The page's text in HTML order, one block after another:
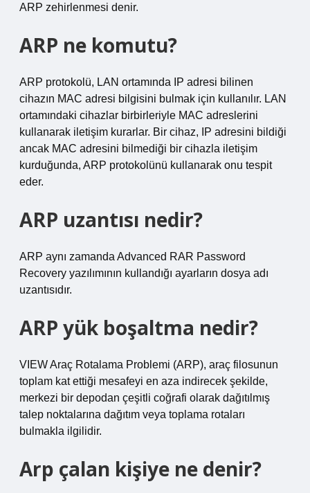
ARP zehirlenmesi denir.
ARP ne komutu?
ARP protokolü, LAN ortamında IP adresi bilinen
cihazın MAC adresi bilgisini bulmak için kullanılır. LAN
ortamındaki cihazlar birbirleriyle MAC adreslerini
kullanarak iletişim kurarlar. Bir cihaz, IP adresini bildiği
ancak MAC adresini bilmediği bir cihazla iletişim
kurduğunda, ARP protokolünü kullanarak onu tespit
eder.
ARP uzantısı nedir?
ARP aynı zamanda Advanced RAR Password
Recovery yazılımının kullandığı ayarların dosya adı
uzantısıdır.
ARP yük boşaltma nedir?
VIEW Araç Rotalama Problemi (ARP), araç filosunun
toplam kat ettiği mesafeyi en aza indirecek şekilde,
merkezi bir depodan çeşitli coğrafi olarak dağıtılmış
talep noktalarına dağıtım veya toplama rotaları
bulmakla ilgilidir.
Arp çalan kişiye ne denir?